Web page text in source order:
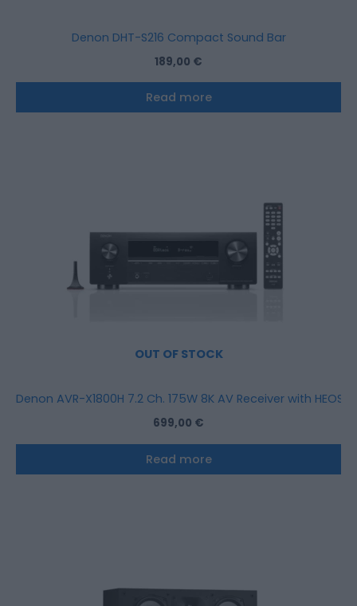
Denon DHT-S216 Compact Sound Bar
189,00 €
Read more
OUT OF STOCK
Denon AVR-X1800H 7.2 Ch. 175W 8K AV Receiver with
699,00 €
Read more